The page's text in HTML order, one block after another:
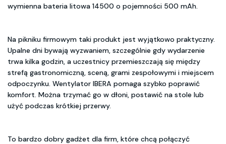
wymienna bateria litowa 14500 o pojemności 500 mAh.
Na pikniku firmowym taki produkt jest wyjątkowo praktyczny.
Upalne dni bywają wyzwaniem, szczególnie gdy wydarzenie
trwa kilka godzin, a uczestnicy przemieszczają się między
strefą gastronomiczną, sceną, grami zespołowymi i miejscem
odpoczynku. Wentylator IBERA pomaga szybko poprawić
komfort. Można trzymać go w dłoni, postawić na stole lub
użyć podczas krótkiej przerwy.
To bardzo dobry gadżet dla firm, które chcą połączyć